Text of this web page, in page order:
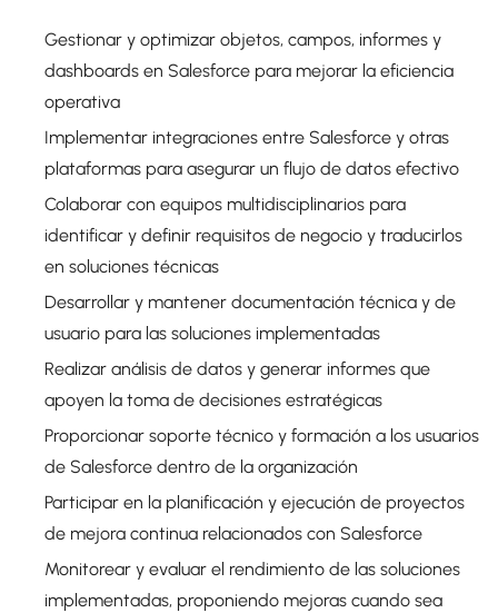
Gestionar y optimizar objetos, campos, informes y
dashboards en Salesforce para mejorar la eficiencia
operativa
Implementar integraciones entre Salesforce y otras
plataformas para asegurar un flujo de datos efectivo
Colaborar con equipos multidisciplinarios para
identificar y definir requisitos de negocio y traducirlos
en soluciones técnicas
Desarrollar y mantener documentación técnica y de
usuario para las soluciones implementadas
Realizar análisis de datos y generar informes que
apoyen la toma de decisiones estratégicas
Proporcionar soporte técnico y formación a los usuarios
de Salesforce dentro de la organización
Participar en la planificación y ejecución de proyectos
de mejora continua relacionados con Salesforce
Monitorear y evaluar el rendimiento de las soluciones
implementadas, proponiendo mejoras cuando sea